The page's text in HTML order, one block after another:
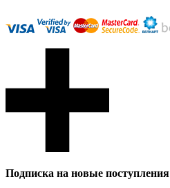
Подписка на новые поступления